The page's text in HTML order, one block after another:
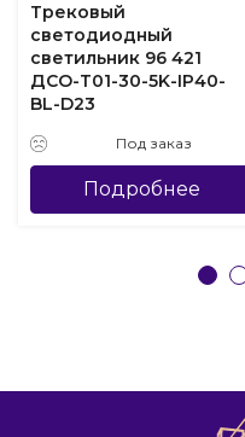
Трековый
светодиодный
светильник 96 421
ДСО-Т01-30-5K-IP40-
BL-D23
Под заказ
Подробнее